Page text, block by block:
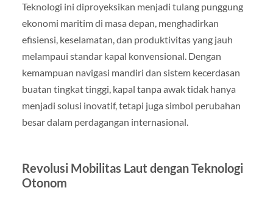
Teknologi ini diproyeksikan menjadi tulang punggung
ekonomi maritim di masa depan, menghadirkan
efisiensi, keselamatan, dan produktivitas yang jauh
melampaui standar kapal konvensional. Dengan
kemampuan navigasi mandiri dan sistem kecerdasan
buatan tingkat tinggi, kapal tanpa awak tidak hanya
menjadi solusi inovatif, tetapi juga simbol perubahan
besar dalam perdagangan internasional.
Revolusi Mobilitas Laut dengan Teknologi
Otonom